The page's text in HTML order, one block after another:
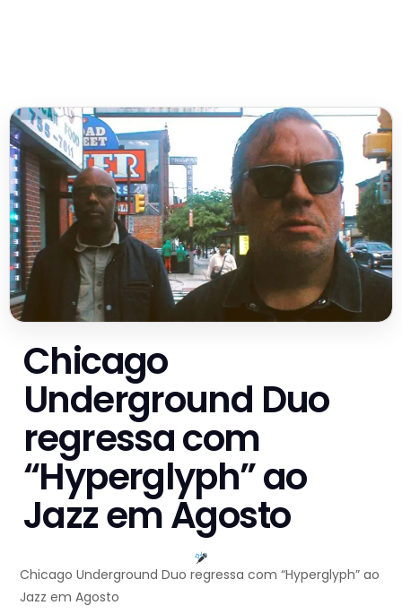
Chicago
Underground Duo
regressa com
“Hyperglyph” ao
Jazz em Agosto
Chicago Underground Duo regressa com “Hyperglyph” ao
Jazz em Agosto